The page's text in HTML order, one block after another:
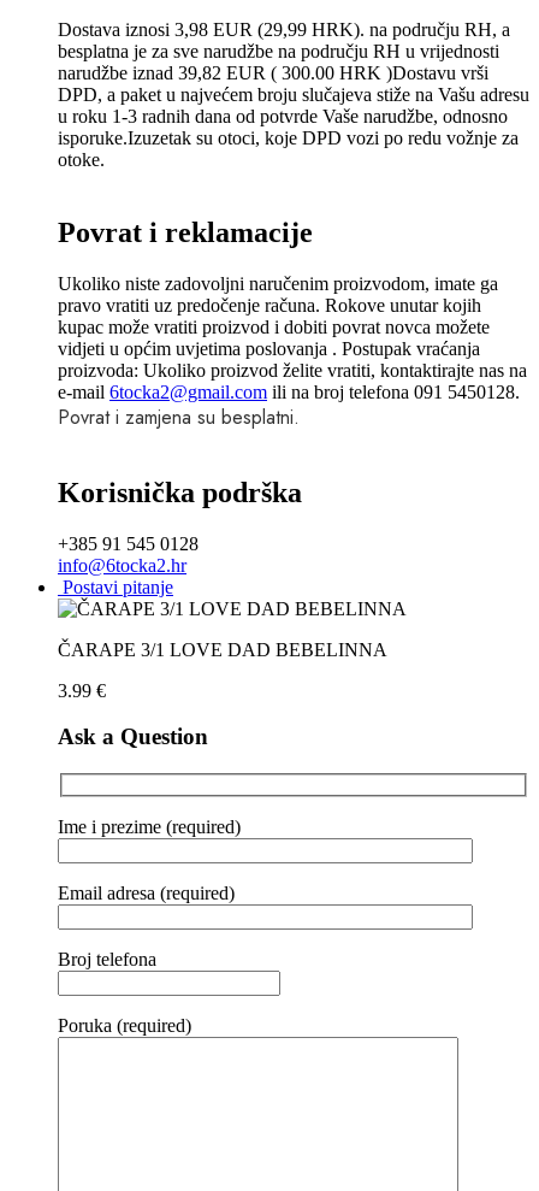
Dostava iznosi 3,98 EUR (29,99 HRK). na području RH, a
besplatna je za sve narudžbe na području RH u vrijednosti
narudžbe iznad 39,82 EUR ( 300.00 HRK )Dostavu vrši
DPD, a paket u najvećem broju slučajeva stiže na Vašu adresu
u roku 1-3 radnih dana od potvrde Vaše narudžbe, odnosno
isporuke.Izuzetak su otoci, koje DPD vozi po redu vožnje za
otoke.
Povrat i reklamacije
Ukoliko niste zadovoljni naručenim proizvodom, imate ga
pravo vratiti uz predočenje računa. Rokove unutar kojih
kupac može vratiti proizvod i dobiti povrat novca možete
vidjeti u općim uvjetima poslovanja . Postupak vraćanja
proizvoda: Ukoliko proizvod želite vratiti, kontaktirajte nas na
e-mail 6tocka2@gmail.com ili na broj telefona 091 5450128.
Povrat i zamjena su besplatni.
Korisnička podrška
+385 91 545 0128
info@6tocka2.hr
Postavi pitanje
ČARAPE 3/1 LOVE DAD BEBELINNA
3.99 €
Ask a Question
Ime i prezime (required)
Email adresa (required)
Broj telefona
Poruka (required)